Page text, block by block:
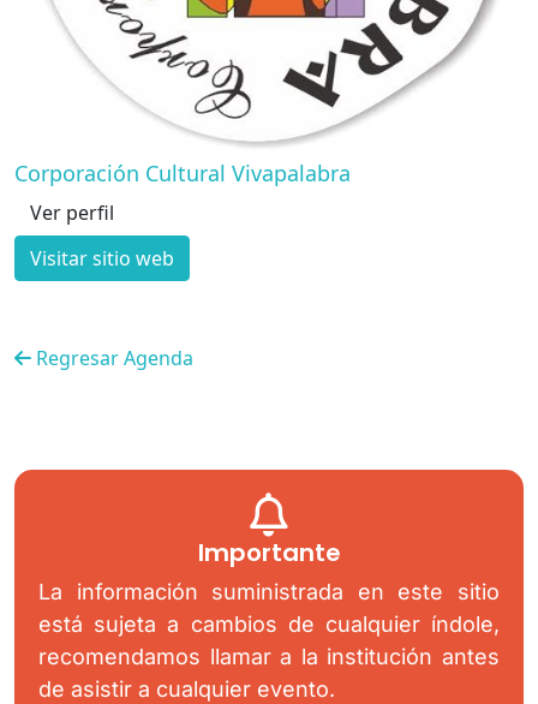
Corporación Cultural Vivapalabra
Ver perfil
Visitar sitio web
Regresar Agenda
Importante
La información suministrada en este sitio
está sujeta a cambios de cualquier índole,
recomendamos llamar a la institución antes
de asistir a cualquier evento.